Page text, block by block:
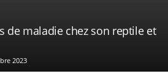
de maladie chez son reptile et
2023